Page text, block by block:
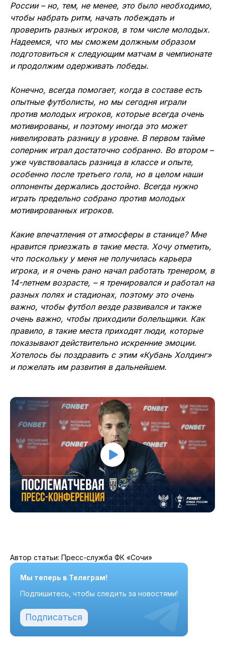
России – но, тем, не менее, это было необходимо,
чтобы набрать ритм, начать побеждать и
проверить разных игроков, в том числе молодых.
Надеемся, что мы сможем должным образом
подготовиться к следующим матчам в чемпионате
и продолжим одерживать победы.
Конечно, всегда помогает, когда в составе есть
опытные футболисты, но мы сегодня играли
против молодых игроков, которые всегда очень
мотивированы, и поэтому иногда это может
нивелировать разницу в уровне. В первом тайме
соперник играл достаточно собранно. Во втором –
уже чувствовалась разница в классе и опыте,
особенно после третьего гола, но в целом наши
оппоненты держались достойно. Всегда нужно
играть предельно собрано против молодых
мотивированных игроков.
Какие впечатления от атмосферы в станице? Мне
нравится приезжать в такие места. Хочу отметить,
что поскольку у меня не получилась карьера
игрока, и я очень рано начал работать тренером, в
14-летнем возрасте, – я тренировался и работал на
разных полях и стадионах, поэтому это очень
важно, чтобы футбол везде развивался и также
очень важно, чтобы приходили болельщики. Как
правило, в такие места приходят люди, которые
показывают действительно искренние эмоции.
Хотелось бы поздравить с этим «Кубань Холдинг»
и пожелать им развития в дальнейшем.
Автор статьи: Пресс-служба ФК «Сочи»
Мы теперь в Телеграм!
Подпишитесь, чтобы следить за новостями!
Подписаться